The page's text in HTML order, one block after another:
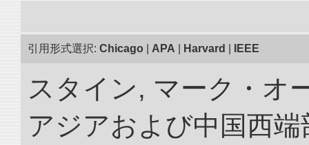
引用形式選択: Chicago APA Harvard IEEE
スタイン, マーク・オ
アジアおよび中国西